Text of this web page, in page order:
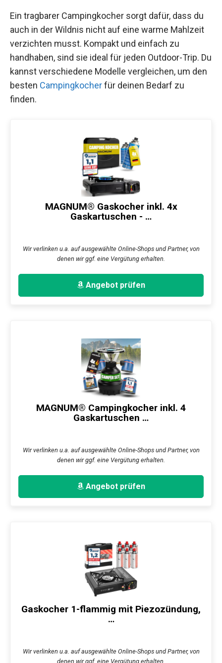
Ein tragbarer Campingkocher sorgt dafür, dass du
auch in der Wildnis nicht auf eine warme Mahlzeit
verzichten musst. Kompakt und einfach zu
handhaben, sind sie ideal für jeden Outdoor-Trip. Du
kannst verschiedene Modelle vergleichen, um den
besten Campingkocherfür deinen Bedarf zu
finden.
MAGNUM® Gaskocher inkl. 4x
Gaskartuschen - …
Wir verlinken u.a. auf ausgewählte Online-Shops und Partner, von
denen wir ggf. eine Vergütung erhalten.
Angebot prüfen
MAGNUM® Campingkocher inkl. 4
Gaskartuschen …
Wir verlinken u.a. auf ausgewählte Online-Shops und Partner, von
denen wir ggf. eine Vergütung erhalten.
Angebot prüfen
Gaskocher 1-flammig mit Piezozündung,
…
Wir verlinken u.a. auf ausgewählte Online-Shops und Partner, von
denen wir ggf. eine Vergütung erhalten.